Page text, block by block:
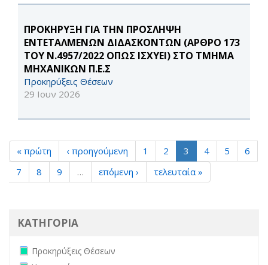
ΠΡΟΚΗΡΥΞΗ ΓΙΑ ΤΗΝ ΠΡΟΣΛΗΨΗ
ΕΝΤΕΤΑΛΜΕΝΩΝ ΔΙΔΑΣΚΟΝΤΩΝ (ΑΡΘΡΟ 173
ΤΟΥ Ν.4957/2022 ΟΠΩΣ ΙΣΧΥΕΙ) ΣΤΟ ΤΜΗΜΑ
ΜΗΧΑΝΙΚΩΝ Π.Ε.Σ
Προκηρύξεις Θέσεων
29 Ιουν 2026
« πρώτη ‹ προηγούμενη 1 2 3 4 5
6
7
8 9 … επόμενη › τελευταία »
ΚΑΤΗΓΟΡΙΑ
Remove Προκηρύξεις Θέσεων filter
Προκηρύξεις Θέσεων